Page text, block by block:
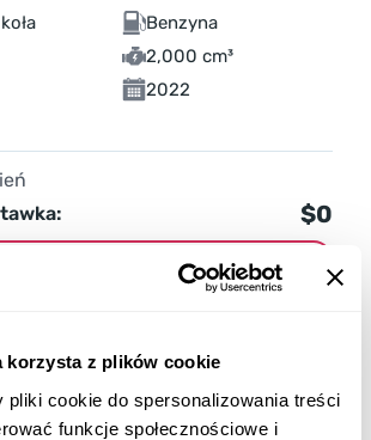
korzysta z plików cookie
pliki cookie do spersonalizowania treści
funkcje społecznościowe i
Benzyna
2,000 cm³
2022
$0